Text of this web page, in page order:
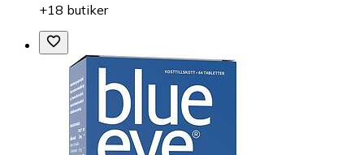
+18 butiker